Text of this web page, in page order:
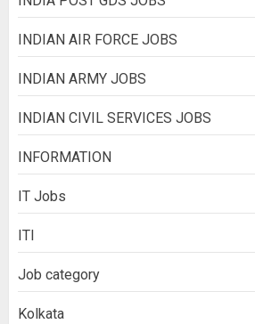
INDIAN AIR FORCE JOBS
INDIAN ARMY JOBS
INDIAN CIVIL SERVICES JOBS
INFORMATION
IT Jobs
ITI
Job category
Kolkata